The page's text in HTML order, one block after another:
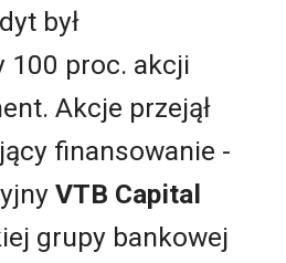
był
100 proc. akcji
Akcje przejął
finansowanie -
VTB Capital
grupy bankowej